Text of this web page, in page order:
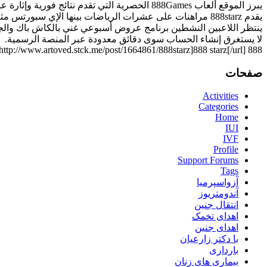
يبرز الموقع ألعاب 888Games الحصرية التي تقدم نتائج فورية وإثارة عالية.
يقدم 888starz مراهنات على عشرات الرياضات بينها الإي سبورتس مثل Dota 2 و CS:GO.
ينتظر اللاعبين النشطين برنامج عروض أسبوعي غني بالكاش باك
لا يستغرق إنشاء الحساب سوى دقائق معدودة عبر المنصة الرسمية.
888 stars [url=http://www.artoved.stck.me/post/1664861/888starz]888 starz[/url]
صفحات
Activities
Categories
Home
IUI
IVF
Profile
Support Forums
Tags
آزواسپرمیا
آندومتریوز
انتقال جنین
اهدای تخمک
اهدای جنین
با دکتر زارعیان
بارداری
بیماری های زنان